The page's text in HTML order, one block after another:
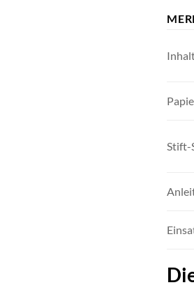
Stift-